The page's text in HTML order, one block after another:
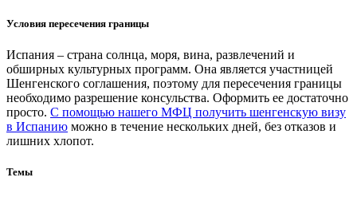
Условия пересечения границы
Испания – страна солнца, моря, вина, развлечений и
обширных культурных программ. Она является участницей
Шенгенского соглашения, поэтому для пересечения границы
необходимо разрешение консульства. Оформить ее достаточно
просто. С помощью нашего МФЦ получить шенгенскую визу
в Испанию можно в течение нескольких дней, без отказов и
лишних хлопот.
Темы